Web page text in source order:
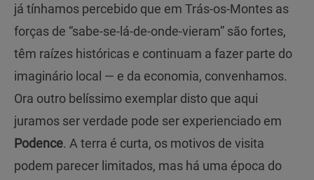
já tínhamos percebido que em Trás-os-Montes as
forças de “sabe-se-lá-de-onde-vieram” são fortes,
têm raízes históricas e continuam a fazer parte do
imaginário local — e da economia, convenhamos.
Ora outro belíssimo exemplar disto que aqui
juramos ser verdade pode ser experienciado em
Podence. A terra é curta, os motivos de visita
podem parecer limitados, mas há uma época do